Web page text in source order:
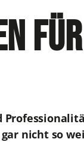
für
nicht so